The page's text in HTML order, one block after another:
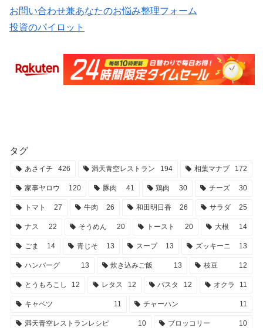
お問い合わせ兼あなたのお悩み整理フォーム
投資のパイロット
タグ
あさイチ 426 満天青空レストラン 194 相葉マナブ 172
家事ヤロウ 120 豚肉 41 鶏肉 30 チーズ 30
トマト 27 牛肉 26 和田明日香 26 サラダ 25
ナス 22 そうめん 20 トースト 20 大根 14
ごま 14 青じそ 13 スープ 13 ズッキーニ 13
ハンバーグ 13 炊き込みご飯 13 枝豆 12
とうもろこし 12 レタス 12 パスタ 12 オクラ 11
キャベツ 11 チャーハン 11
満天青空レストランレシピ 10 ブロッコリー 10